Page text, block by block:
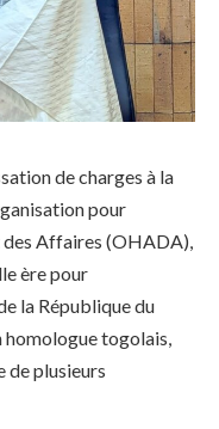
de charges à la
pour
Affaires (OHADA),
ère pour
la République du
homologue togolais,
de plusieurs